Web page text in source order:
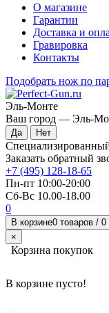
О магазине
Гарантии
Доставка и
Гравировка
Контакты
Подобрать нож по
Эль-Монте
Ваш город — Эль-
Заказать обратный
+7 (495) 128-18-65
Пн-пт 10:00-20:00
Сб-Вс 10.00-18.00
0
В корзине0 товаров / 0
×
Корзина покупок
В корзине пусто!